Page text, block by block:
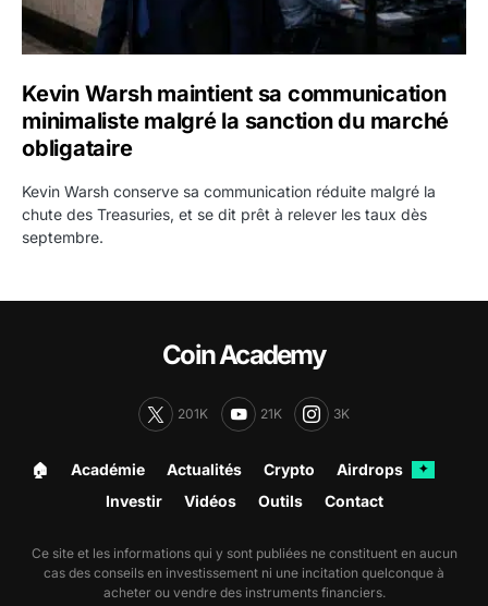
Kevin Warsh maintient sa communication
minimaliste malgré la sanction du marché
obligataire
Kevin Warsh conserve sa communication réduite malgré la
chute des Treasuries, et se dit prêt à relever les taux dès
septembre.
Coin Academy
201K 21K 3K
🏠︎ Académie Actualités Crypto Airdrops ✦
Investir Vidéos Outils Contact
Ce site et les informations qui y sont publiées ne constituent en aucun
cas des conseils en investissement ni une incitation quelconque à
acheter ou vendre des instruments financiers.